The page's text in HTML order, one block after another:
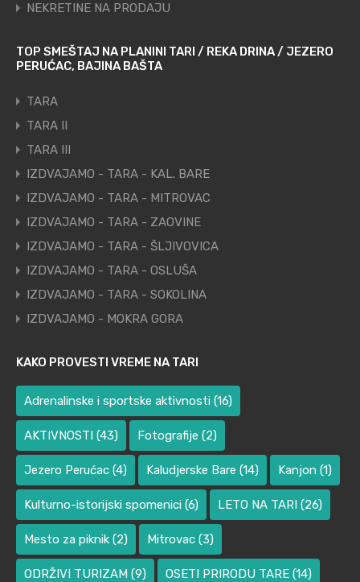
NEKRETINE NA PRODAJU
TOP SMEŠTAJ NA PLANINI TARI / REKA DRINA / JEZERO
PERUĆAC, BAJINA BAŠTA
TARA
TARA II
TARA III
IZDVAJAMO - TARA - KAL. BARE
IZDVAJAMO - TARA - MITROVAC
IZDVAJAMO - TARA - ZAOVINE
IZDVAJAMO - TARA - ŠLJIVOVICA
IZDVAJAMO - TARA - OSLUŠA
IZDVAJAMO - TARA - SOKOLINA
IZDVAJAMO - MOKRA GORA
KAKO PROVESTI VREME NA TARI
Adrenalinske i sportske aktivnosti (16)
AKTIVNOSTI (43) Fotografije (2)
Jezero Perućac (4) Kaludjerske Bare (14) Kanjon (1)
Kulturno-istorijski spomenici (6) LETO NA TARI (26)
Mesto za piknik (2) Mitrovac (3)
ODRŽIVI TURIZAM (9) OSETI PRIRODU TARE (14)